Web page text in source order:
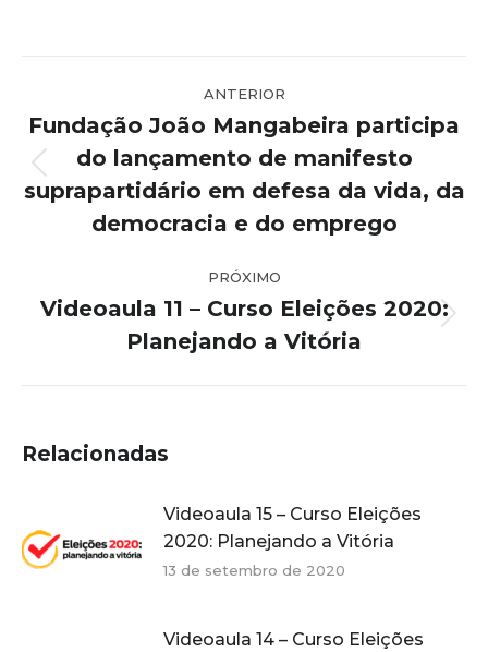
de
post:
ANTERIOR
anterior:
Fundação João Mangabeira participa
do lançamento de manifesto
suprapartidário em defesa da vida, da
democracia e do emprego
PRÓXIMO
post:
Videoaula 11 – Curso Eleições 2020:
Planejando a Vitória
Relacionadas
Videoaula 15 – Curso Eleições
2020: Planejando a Vitória
13 de setembro de 2020
Videoaula 14 – Curso Eleições